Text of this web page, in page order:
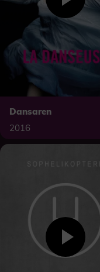
Dansaren
2016